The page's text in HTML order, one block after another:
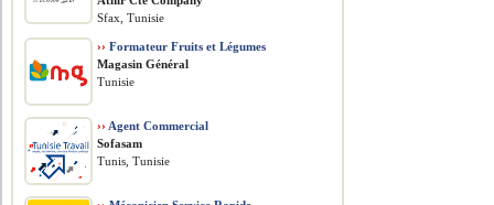
Sfax, Tunisie
›› Formateur Fruits et Légumes
Magasin Général
Tunisie
›› Agent Commercial
Sofasam
Tunis, Tunisie